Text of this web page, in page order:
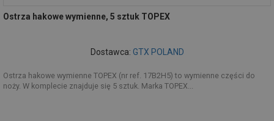
Ostrza hakowe wymienne, 5 sztuk TOPEX
Dostawca: GTX POLAND
Ostrza hakowe wymienne TOPEX (nr ref. 17B2H5) to wymienne części do
noży. W komplecie znajduje się 5 sztuk. Marka TOPEX...